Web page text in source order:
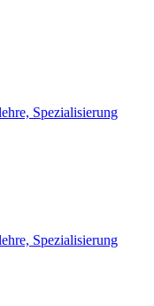
Spezialisierung
Spezialisierung